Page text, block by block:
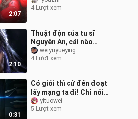
2:07
4 Lượt xem
2:10
Thuật độn của tu sĩ
Nguyên An, cái nào
ngoạn mục hơn?
weiyuyueying
4 Lượt xem
0:31
Có giỏi thì cứ đến đoạt
lấy mạng ta đi! Chỉ nói
suông về lẽ phải mãi mãi
chẳng bao giờ đủ để
yituowei
5 Lượt xem